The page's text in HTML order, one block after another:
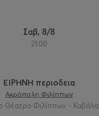
Σαβ, 8/8
21:00
ΕΙΡΗΝΗ περιοδεια
Ακρόπολη Φιλίππων
Θέατρο Φιλίππων - Καβάλα